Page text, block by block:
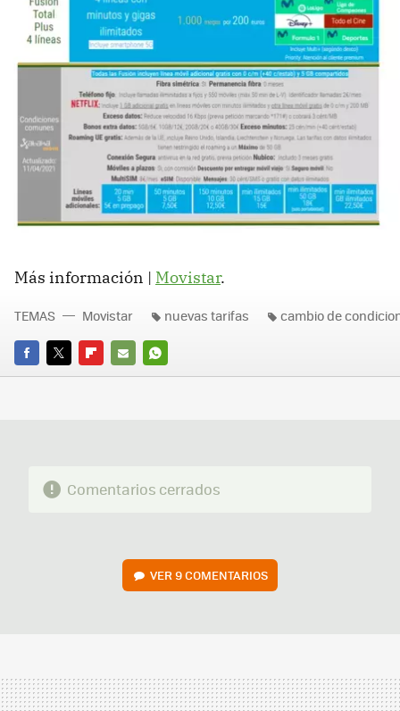
Más información | Movistar.
FACEBOOK
TWITTERFLIPBOARD
E-
WHATSAPP
TEMAS Movistar nuevas tarifas cambio de
Comentarios cerrados
VER9 COMENTARIOS